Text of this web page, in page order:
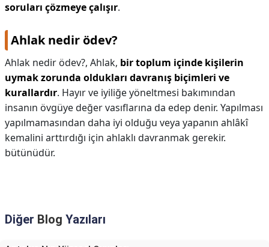
soruları çözmeye çalışır.
Ahlak nedir ödev?
Ahlak nedir ödev?, Ahlak, bir toplum içinde kişilerin
uymak zorunda oldukları davranış biçimleri ve
kurallardır. Hayır ve iyiliğe yöneltmesi bakımından
insanın övgüye değer vasıflarına da edep denir. Yapılması
yapılmamasından daha iyi olduğu veya yapanın ahlâkî
kemalini arttırdığı için ahlaklı davranmak gerekir.
bütünüdür.
Diğer Blog Yazıları